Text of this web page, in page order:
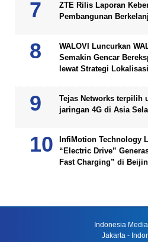
ZTE Rilis Laporan
Pembangunan
WALOVI Luncurkan
Semakin Gencar
lewat Strategi Lokalisasi
Tejas Networks terpilih
jaringan 4G di Asia
InfiMotion Technology
“Electric Drive”
Fast Charging” di
Indonesia
Jakarta -